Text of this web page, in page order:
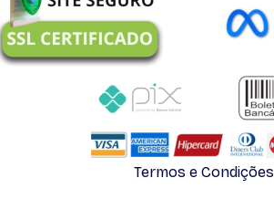
Termos e Condições